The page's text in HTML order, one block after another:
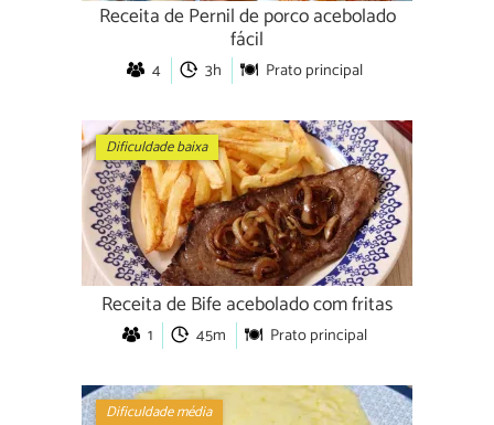
Receita de Pernil de porco acebolado
fácil
4 3h Prato principal
Dificuldade baixa
Receita de Bife acebolado com fritas
1 45m Prato principal
Dificuldade média